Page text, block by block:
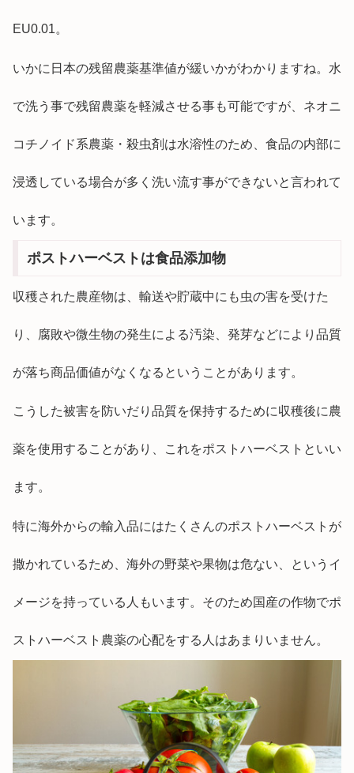
EU0.01。
いかに日本の残留農薬基準値が緩いかがわかりますね。水
で洗う事で残留農薬を軽減させる事も可能ですが、ネオニ
コチノイド系農薬・殺虫剤は水溶性のため、食品の内部に
浸透している場合が多く洗い流す事ができないと言われて
います。
ポストハーベストは食品添加物
収穫された農産物は、輸送や貯蔵中にも虫の害を受けた
り、腐敗や微生物の発生による汚染、発芽などにより品質
が落ち商品価値がなくなるということがあります。
こうした被害を防いだり品質を保持するために収穫後に農
薬を使用することがあり、これをポストハーベストといい
ます。
特に海外からの輸入品にはたくさんのポストハーベストが
撒かれているため、海外の野菜や果物は危ない、というイ
メージを持っている人もいます。そのため国産の作物でポ
ストハーベスト農薬の心配をする人はあまりいません。